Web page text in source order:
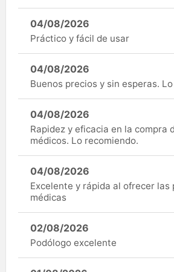
04/08/2026
Práctico y fácil de usar
04/08/2026
Buenos precios y sin esperas.
04/08/2026
Rapidez y eficacia en la compra
médicos. Lo recomiendo.
04/08/2026
Excelente y rápida al ofrecer las
médicas
02/08/2026
Podólogo excelente